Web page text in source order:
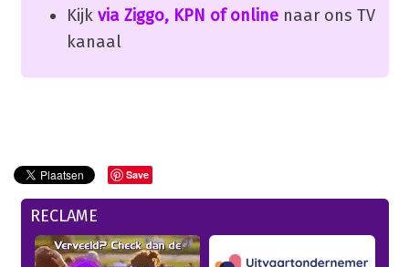
Kijk via Ziggo, KPN of onlinenaar ons TV
kanaal
Save
RECLAME